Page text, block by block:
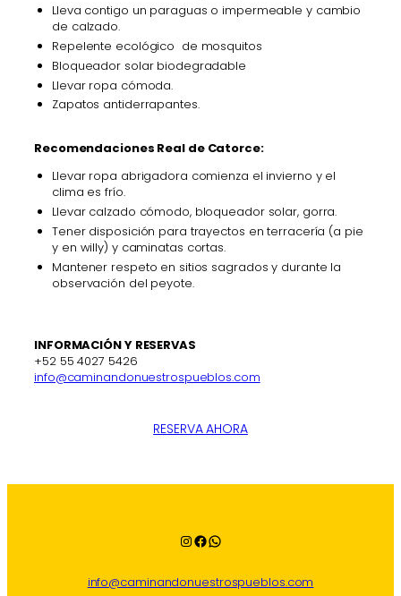
Lleva contigo un paraguas o impermeable y cambio
de calzado.
Repelente ecológico de mosquitos
Bloqueador solar biodegradable
Llevar ropa cómoda.
Zapatos antiderrapantes.
Recomendaciones Real de Catorce:
Llevar ropa abrigadora comienza el invierno y el
clima es frío.
Llevar calzado cómodo, bloqueador solar, gorra.
Tener disposición para trayectos en terracería (a pie
y en willy) y caminatas cortas.
Mantener respeto en sitios sagrados y durante la
observación del peyote.
INFORMACIÓN Y RESERVAS
+52 55 4027 5426
info@caminandonuestrospueblos.com
RESERVA AHORA
InstagramFacebook WhatsApp
info@caminandonuestrospueblos.com